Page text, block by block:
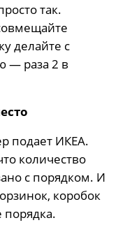
так.
делайте с
— раза 2 в
подает ИКЕА.
количество
с порядком. И
коробок